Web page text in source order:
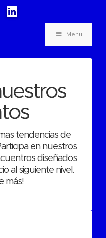
LinkedIn
Menu
tendencias de
en nuestros
diseñados
al siguiente nivel.
más!